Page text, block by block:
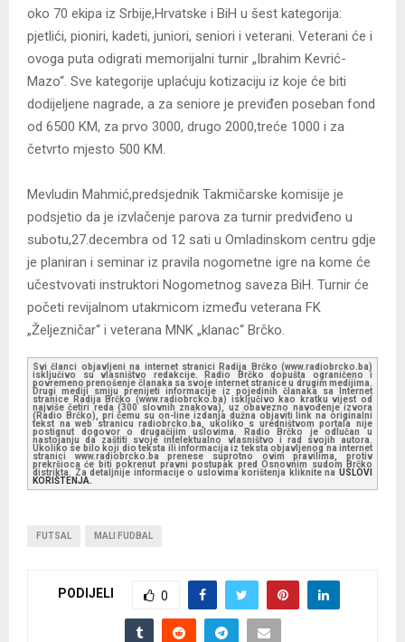
oko 70 ekipa iz Srbije,Hrvatske i BiH u šest kategorija:
pjetlići, pioniri, kadeti, juniori, seniori i veterani. Veterani će i
ovoga puta odigrati memorijalni turnir „Ibrahim Kevrić-
Mazo“. Sve kategorije uplaćuju kotizaciju iz koje će biti
dodijeljene nagrade, a za seniore je previđen poseban fond
od 6500 KM, za prvo 3000, drugo 2000,treće 1000 i za
četvrto mjesto 500 KM.
Mevludin Mahmić,predsjednik Takmičarske komisije je
podsjetio da je izvlačenje parova za turnir predviđeno u
subotu,27.decembra od 12 sati u Omladinskom centru gdje
je planiran i seminar iz pravila nogometne igre na kome će
učestvovati instruktori Nogometnog saveza BiH. Turnir će
početi revijalnom utakmicom između veterana FK
„Željezničar“ i veterana MNK „klanac“ Brčko.
Svi članci objavljeni na internet stranici Radija Brčko (www.radiobrcko.ba)
isključivo su vlasništvo redakcije. Radio Brčko dopušta ograničeno i
povremeno prenošenje članaka sa svoje internet stranice u drugim medijima.
Drugi mediji smiju prenijeti informacije iz pojedinih članaka sa Internet
stranice Radija Brčko (www.radiobrcko.ba) isključivo kao kratku vijest od
najviše četiri reda (300 slovnih znakova), uz obavezno navođenje izvora
(Radio Brčko), pri čemu su on-line izdanja dužna objaviti link na originalni
tekst na web stranicu radiobrcko.ba, ukoliko s uredništvom portala nije
postignut dogovor o drugačijim uslovima. Radio Brčko je odlučan u
nastojanju da zaštiti svoje intelektualno vlasništvo i rad svojih autora.
Ukoliko se bilo koji dio teksta ili informacija iz teksta objavljenog na internet
stranici www.radiobrcko.ba prenese suprotno ovim pravilima, protiv
prekršioca će biti pokrenut pravni postupak pred Osnovnim sudom Brčko
distrikta. Za detaljnije informacije o uslovima korištenja kliknite na USLOVI
KORIŠTENJA.
FUTSAL MALI FUDBAL
PODIJELI 0